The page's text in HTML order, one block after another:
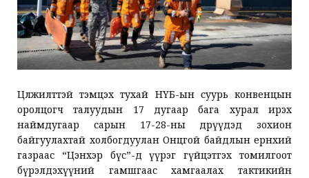
Цөлжилттэй тэмцэх тухай НҮБ-ын суурь конвенцын
оролцогч талуудын 17 дугаар бага хурал ирэх
наймдугаар сарын 17-28-ны өдрүүдэд зохион
байгуулахтай холбогдуулан Онцгой байдлын ерөнхий
газраас “Цэнхэр бүс”-д үүрэг гүйцэтгэх томилгоот
бүрэлдэхүүний гамшгаас хамгаалах тактикийн